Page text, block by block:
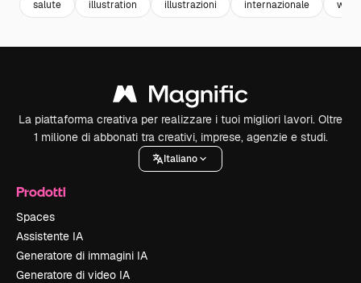
salute illustration illustrazioni internazionale
La piattaforma creativa per realizzare i tuoi migliori lavori. Oltre
1 milione di abbonati tra creativi, imprese, agenzie e studi.
Italiano
Prodotti
Spaces
Assistente IA
Generatore di immagini IA
Generatore di video IA